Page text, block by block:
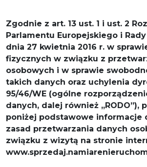
Zgodnie z art. 13 ust. 1 i ust. 2
Parlamentu Europejskiego i Rady
dnia 27 kwietnia 2016 r. w
fizycznych w związku z
osobowych i w sprawie
takich danych oraz uchylenia
95/46/WE (ogólne
danych, dalej również „RODO”),
poniżej podstawowe informacje
zasad przetwarzania danych
związku z wizytą na stronie